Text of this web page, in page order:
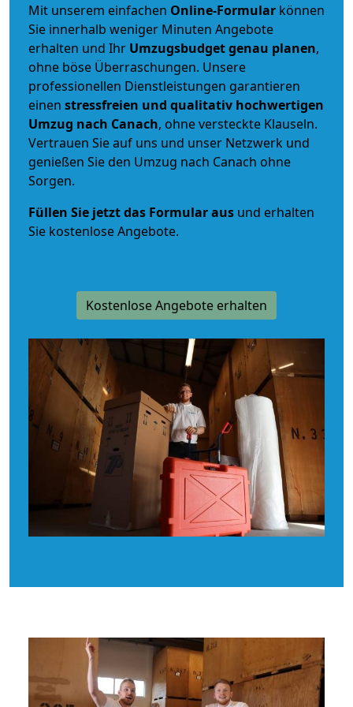
Mit unserem einfachen Online-Formular können
Sie innerhalb weniger Minuten Angebote
erhalten und Ihr Umzugsbudgetgenau planen,
ohne böse Überraschungen. Unsere
professionellen Dienstleistungen garantieren
einen stressfreien und qualitativ hochwertigen
Umzug nach Canach, ohne versteckte Klauseln.
Vertrauen Sie auf uns und unser Netzwerk und
genießen Sie den Umzug nach Canach ohne
Sorgen.
Füllen Sie jetzt das Formular aus und erhalten
Sie kostenlose Angebote.
Kostenlose Angebote erhalten